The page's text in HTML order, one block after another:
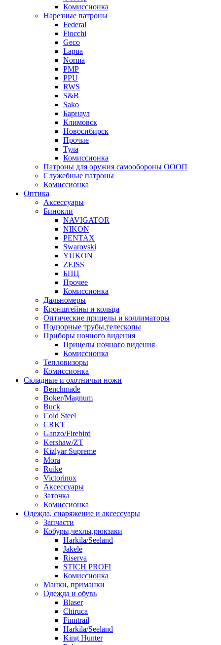
Комиссионка
Нарезные патроны
Federal
Fiocchi
Geco
Lapua
Norma
PMP
PPU
RWS
S&B
Sako
Барнаул
Климовск
Новосибирск
Прочие
Тула
Комиссионка
Патроны для оружия самообороны ОООП
Служебные патроны
Комиссионка
Оптика
Аксессуары
Бинокли
NAVIGATOR
NIKON
PENTAX
Swarovski
YUKON
ZEISS
БПЦ
Прочее
Комиссионка
Дальномеры
Кронштейны и кольца
Оптические прицелы и коллиматоры
Подзорные трубы,телескопы
Приборы ночного видения
Прицелы ночного видения
Комиссионка
Тепловизоры
Комиссионка
Складные и охотничьи ножи
Benchmade
Boker/Magnum
Buck
Cold Steel
CRKT
Ganzo/Firebird
Kershaw/ZT
Kizlyar Supreme
Mora
Ruike
Victorinox
Аксессуары
Заточка
Комиссионка
Одежда, снаряжение и аксессуары
Запчасти
Кобуры,чехлы,рюкзаки
Harkila/Seeland
Jakele
Riserva
STICH PROFI
Комиссионка
Манки, приманки
Одежда и обувь
Blaser
Chiruca
Finntrail
Harkila/Seeland
King Hunter